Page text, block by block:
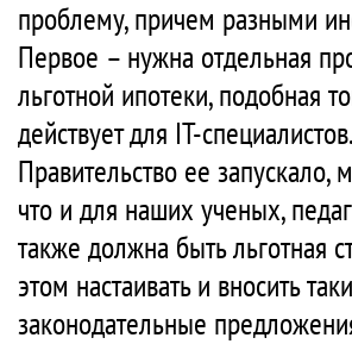
проблему, причем разными
Первое – нужна отдельная
льготной ипотеки, подобная
действует для IT-
Правительство ее запускало,
что и для наших ученых,
также должна быть льготная
этом настаивать и вносить
законодательные